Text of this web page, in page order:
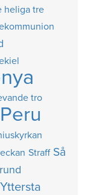
heliga tre
tro
Peru
Straff Så
Yttersta